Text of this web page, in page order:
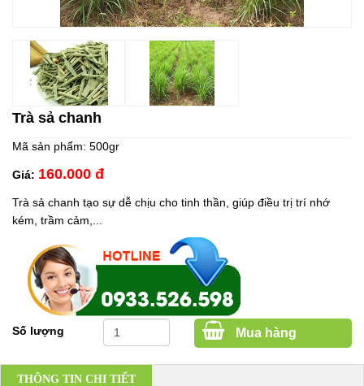
Trà sả chanh
Mã sản phẩm: 500gr
Giá: 160.000 đ
Trà sả chanh tạo sự dễ chịu cho tinh thần, giúp điều trị trí nhớ
kém, trầm cảm,...
Số lượng Mua hàng
THÔNG TIN CHI TIẾT